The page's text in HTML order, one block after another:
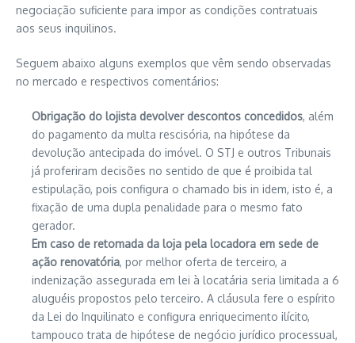
negociação suficiente para impor as condições contratuais
aos seus inquilinos.
Seguem abaixo alguns exemplos que vêm sendo observadas
no mercado e respectivos comentários:
Obrigação do lojista devolver descontos concedidos, além
do pagamento da multa rescisória, na hipótese da
devolução antecipada do imóvel. O STJ e outros Tribunais
já proferiram decisões no sentido de que é proibida tal
estipulação, pois configura o chamado bis in idem, isto é, a
fixação de uma dupla penalidade para o mesmo fato
gerador.
Em caso de retomada da loja pela locadora em sede de
ação renovatória, por melhor oferta de terceiro, a
indenização assegurada em lei à locatária seria limitada a 6
aluguéis propostos pelo terceiro. A cláusula fere o espírito
da Lei do Inquilinato e configura enriquecimento ilícito,
tampouco trata de hipótese de negócio jurídico processual,